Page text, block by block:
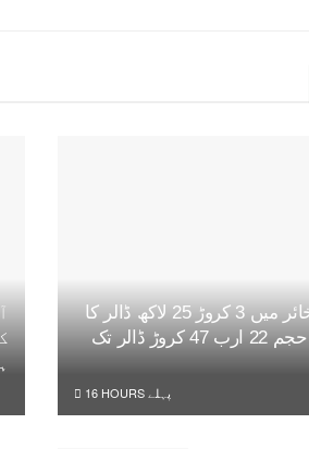
ملکی زرمبادلہ ذخائر میں 3 کروڑ 25 لاکھ ڈالر کا
اضافہ، مجموعی حجم 22 ارب 47 کروڑ ڈالر تک
16 HOURS پہلے